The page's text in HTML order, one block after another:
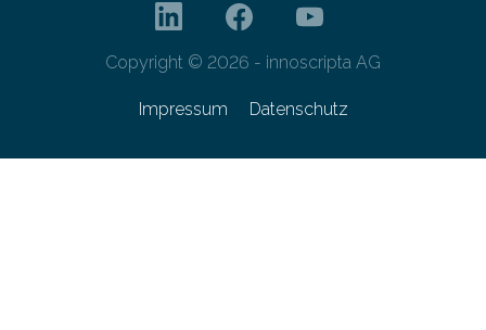
Copyright © 2026 - innoscripta AG
Impressum Datenschutz